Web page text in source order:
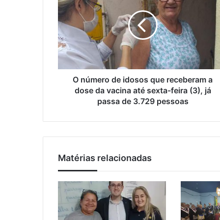
n
d
e
r
e
o
a
ú
m
e
r
o
d
e
o
e
r
e
b
O número de idosos que receberam a
dose da vacina até sexta-feira (3), já
passa de 3.729 pessoas
Matérias relacionadas